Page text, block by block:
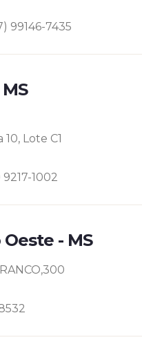
99146-7435
Lote C1
1002
- MS